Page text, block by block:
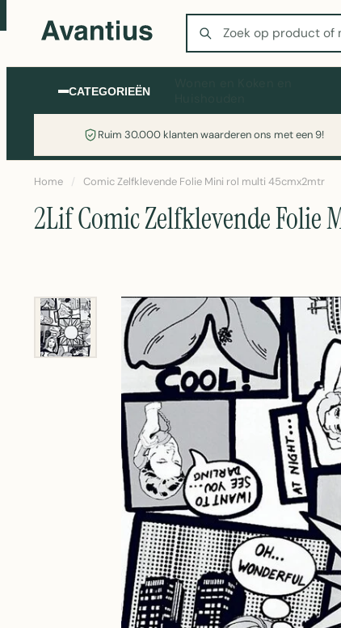
Zoeken
CATEGORIEËN
Ruim 30.000 klanten waarderen ons met een 9!
Home / Comic Zelfklevende Folie Mini rol multi 45cmx2mtr
2Lif Comic Zelfklevende